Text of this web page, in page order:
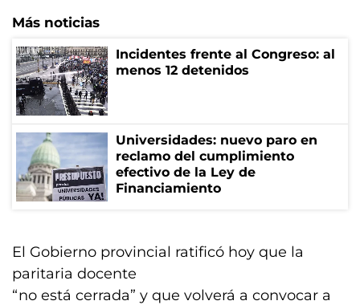
Más noticias
Incidentes frente al Congreso: al
menos 12 detenidos
Universidades: nuevo paro en
reclamo del cumplimiento
efectivo de la Ley de
Financiamiento
El Gobierno provincial ratificó hoy que la
paritaria docente
“no está cerrada” y que volverá a convocar a